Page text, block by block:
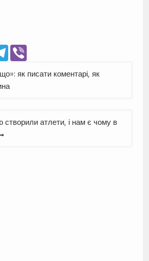
Telegram
Viber
як писати коментарі, як
створили атлети, і нам є чому в